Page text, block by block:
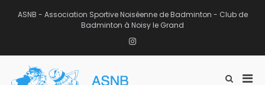
ASNB - Association Sportive Noiséenne de Badminton - Club de
Badminton à Noisy le Grand
Instagram
Afficher